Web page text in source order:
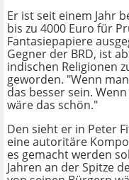
Er ist seit einem Jahr
bis zu 4000 Euro für
Fantasiepapiere
Gegner der BRD, ist
indischen Religionen
geworden. "Wenn
das besser sein.
wäre das schön."
Den sieht er in Peter
eine autoritäre
es gemacht werden
Jahren an der Spitze